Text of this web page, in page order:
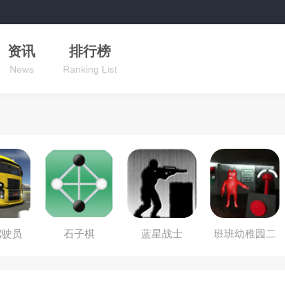
资讯
News
排行榜
Ranking List
员 石子棋 蓝星战士
班班幼稚园二